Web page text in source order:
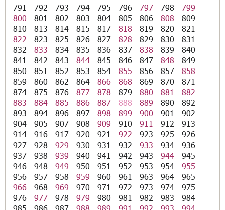
791
792 793 794 795 796 797 798
799
800
801 802 803 804 805 806 808
809
810
813 814 815 817 818 819 820
821
822
823 825 826 827 828 829 830
831
832
833 834 835 836 837 838 839
840
841
842 843 844 845 846 847 848
849
850
851 852 853 854 855 856 857
858
859
860 862 864 866 868 869 870
871
874
875 876 877 878 879 880 881
882
883
884 885 886 887 888 889 890
892
893
894 896 897 898 899 900 901
902
904
905 907 908 909 910 911 912
913
914
916 917 920 921 922 923 925
926
927
928 929 930 931 932 933 934
936
937
938 939 940 941 942 943 944
945
946
948 949 950 951 952 953 954
955
956
957 958 959 960 961 963 964
965
966
968 969 970 971 972 973 974
975
976
977 978 979 980 981 982 983
984